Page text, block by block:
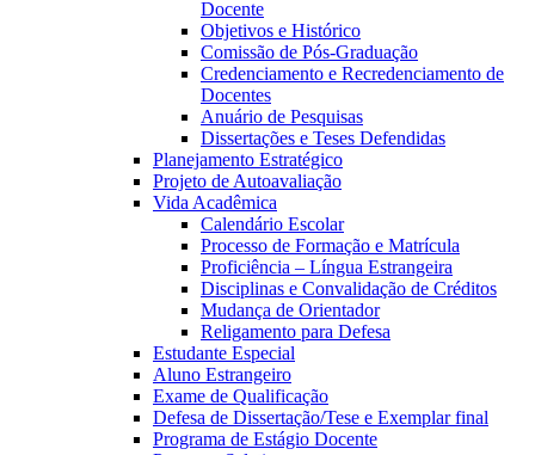
Docente
Objetivos e Histórico
Comissão de Pós-Graduação
Credenciamento e Recredenciamento de
Docentes
Anuário de Pesquisas
Dissertações e Teses Defendidas
Planejamento Estratégico
Projeto de Autoavaliação
Vida Acadêmica
Calendário Escolar
Processo de Formação e Matrícula
Proficiência – Língua Estrangeira
Disciplinas e Convalidação de Créditos
Mudança de Orientador
Religamento para Defesa
Estudante Especial
Aluno Estrangeiro
Exame de Qualificação
Defesa de Dissertação/Tese e Exemplar final
Programa de Estágio Docente